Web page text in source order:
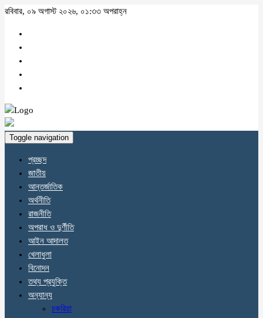
রবিবার, ০৯ অগাস্ট ২০২৬, ০১:৩৩ অপরাহ্ন
Toggle navigation
প্রচ্ছদ
জাতীয়
আন্তর্জাতিক
অর্থনীতি
রাজনীতি
অপরাধ ও দুর্ণীতি
আইন আদালত
খেলাধুলা
বিনোদন
তথ্য প্রযুক্তি
অন্যান্য
চকরিয়া